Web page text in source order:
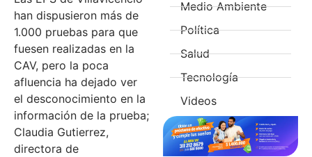
han dispusieron más de
1.000 pruebas para que
fuesen realizadas en la
CAV, pero la poca
afluencia ha dejado ver
el desconocimiento en la
información de la prueba;
Claudia Gutierrez,
directora de
Medio Ambiente
Política
Salud
Tecnología
Videos